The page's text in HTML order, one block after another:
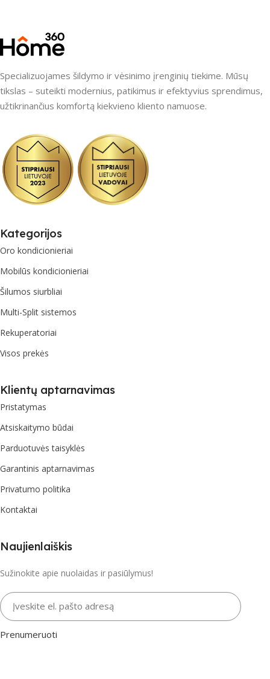
Specializuojames šildymo ir vėsinimo įrenginių tiekime. Mūsų
tikslas – suteikti modernius, patikimus ir efektyvius sprendimus,
užtikrinančius komfortą kiekvieno kliento namuose.
Kategorijos
Oro kondicionieriai
Mobilūs kondicionieriai
Šilumos siurbliai
Multi-Split sistemos
Rekuperatoriai
Visos prekės
Klientų aptarnavimas
Pristatymas
Atsiskaitymo būdai
Parduotuvės taisyklės
Garantinis aptarnavimas
Privatumo politika
Kontaktai
Naujienlaiškis
Sužinokite apie nuolaidas ir pasiūlymus!
Įveskite el. pašto adresą
Prenumeruoti